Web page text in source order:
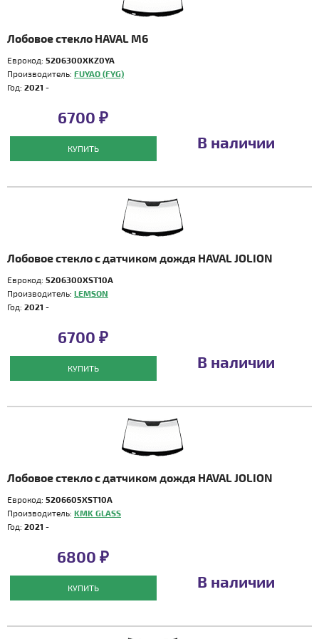
Лобовое стекло HAVAL M6
Еврокод: 5206300XKZ0YA
Производитель: FUYAO (FYG)
Год: 2021 -
6700 ₽
КУПИТЬ В наличии
Лобовое стекло с датчиком дождя HAVAL JOLION
Еврокод: 5206300XST10A
Производитель: LEMSON
Год: 2021 -
6700 ₽
КУПИТЬ В наличии
Лобовое стекло с датчиком дождя HAVAL JOLION
Еврокод: 5206605XST10A
Производитель: KMK GLASS
Год: 2021 -
6800 ₽
КУПИТЬ В наличии